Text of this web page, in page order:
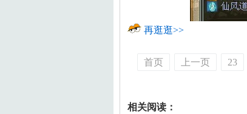
再逛逛>>
首页 上一页 23
相关阅读：